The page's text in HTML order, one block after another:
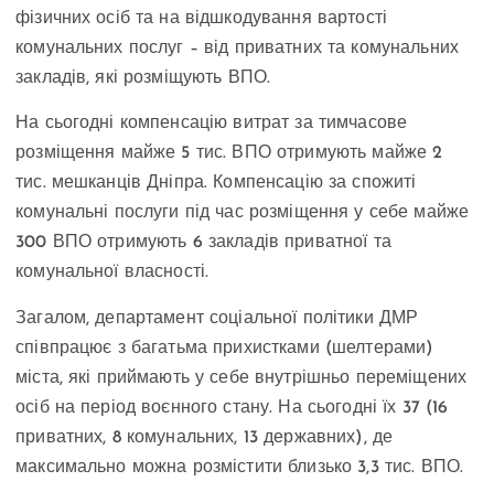
фізичних осіб та на відшкодування вартості
комунальних послуг – від приватних та комунальних
закладів, які розміщують ВПО.
На сьогодні компенсацію витрат за тимчасове
розміщення майже 5 тис. ВПО отримують майже 2
тис. мешканців Дніпра. Компенсацію за спожиті
комунальні послуги під час розміщення у себе майже
300 ВПО отримують 6 закладів приватної та
комунальної власності.
Загалом, департамент соціальної політики ДМР
співпрацює з багатьма прихистками (шелтерами)
міста, які приймають у себе внутрішньо переміщених
осіб на період воєнного стану. На сьогодні їх 37 (16
приватних, 8 комунальних, 13 державних), де
максимально можна розмістити близько 3,3 тис. ВПО.